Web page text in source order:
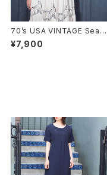
70’s USA VINTAGE Sears
WOVEN DESIGN KNIT VE
ST/70年代アメリカ古着シア
¥7,900